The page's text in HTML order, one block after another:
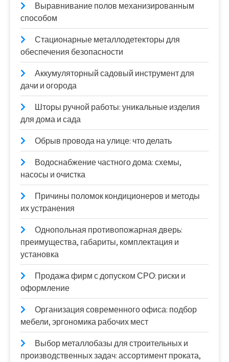
Выравнивание полов механизированным
способом
Стационарные металлодетекторы для
обеспечения безопасности
Аккумуляторный садовый инструмент для
дачи и огорода
Шторы ручной работы: уникальные изделия
для дома и сада
Обрыв провода на улице: что делать
Водоснабжение частного дома: схемы,
насосы и очистка
Причины поломок кондиционеров и методы
их устранения
Однопольная противопожарная дверь:
преимущества, габариты, комплектация и
установка
Продажа фирм с допуском СРО: риски и
оформление
Организация современного офиса: подбор
мебели, эргономика рабочих мест
Выбор металлобазы для строительных и
производственных задач: ассортимент проката,